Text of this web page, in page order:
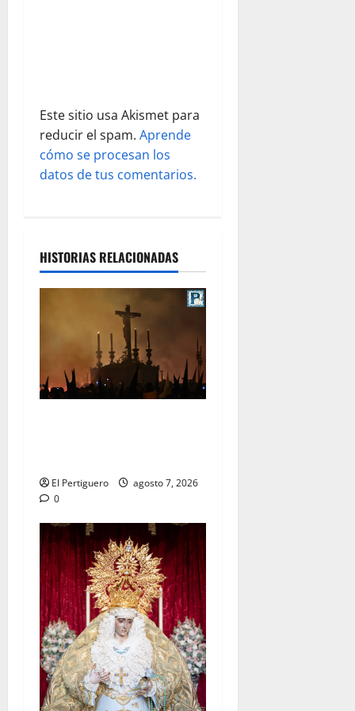
a
d
a
Este sitio usa Akismet para
reducir el spam. Aprende
cómo se procesan los
datos de tus comentarios.
HISTORIAS RELACIONADAS
El Pertiguero
agosto 7, 2026
0